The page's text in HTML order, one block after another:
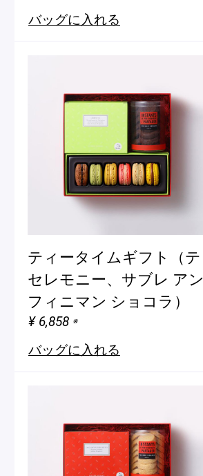
バッグに入れる
ティータイムギフト（テ
セレモニー、サブレ アン
フィニマン ショコラ）
¥ 6,858 ※
バッグに入れる